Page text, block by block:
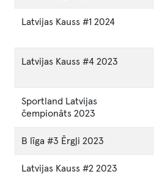
Latvijas Kauss #1 2024
Latvijas Kauss #4 2023
Sportland Latvijas
čempionāts 2023
B līga #3 Ērgļi 2023
Latvijas Kauss #2 2023